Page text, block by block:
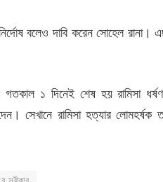
বলেও দাবি করেন সোহেল
১ দিনেই শেষ হয় রামিসা ধর্ষণ
সেখানে রামিসা হত্যার